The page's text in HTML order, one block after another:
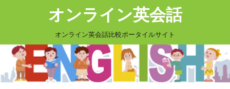
オンライン英会話
オンライン英会話比較ポータイルサイト